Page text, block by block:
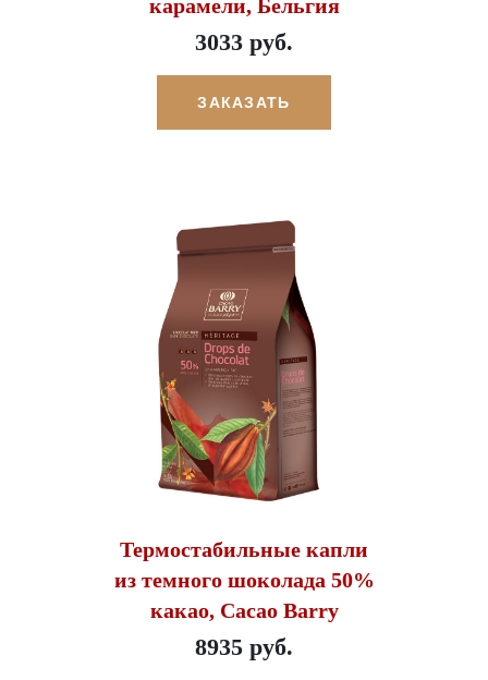
карамели, Бельгия
3033 руб.
ЗАКАЗАТЬ
Термостабильные капли
из темного шоколада 50%
какао, Cacao Barry
8935 руб.